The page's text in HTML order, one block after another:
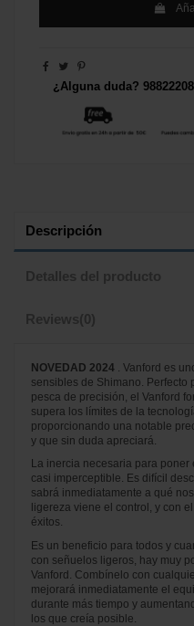
¿Alguna duda?
Descripción
Detalles del producto
Reviews(0)
NOVEDAD 2024 . Vanford es
sensibles de Shimano. Perfecto
pesca de precisión, el Vanford
supera los límites de la
proporcionando una notable
y que sin duda apreciará.
La inercia necesaria para poner
casi imperceptible. Es difícil
sabrá inmediatamente a qué
ligereza viene el control, y con
éxitos.
Es un beneficio para todos y
con señuelos ligeros, hay muy
Vanford. Combínelo con
mejorará inmediatamente el
durante más tiempo y
los que creía posible.